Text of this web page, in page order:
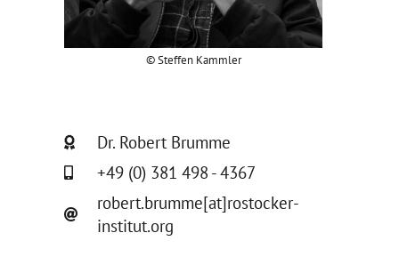
© Steffen Kammler
Dr. Robert Brumme
+49 (0) 381 498 - 4367
robert.brumme[at]rostocker-
institut.org